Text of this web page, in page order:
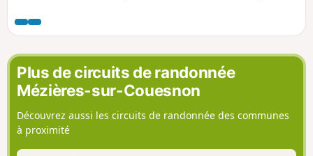
lesquels peuvent contenir, en leur milieu, de petits
ruisseaux après de fortes pluies.
Plus de circuits de randonnée
Mézières-sur-Couesnon
Découvrez aussi les circuits de randonnée des communes
à proximité